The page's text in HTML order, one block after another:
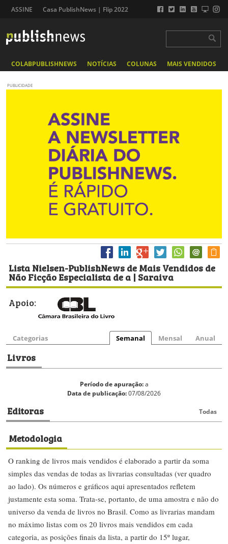
ASSINE Casa PublishNews | Flip 2022
COLABPUBLISHNEWS NOTÍCIAS COLUNAS MAIS VENDIDOS
PUBLICIDADE
Lista Nielsen-PublishNews de Mais Vendidos de
Não Ficção Especialista de a | Saraiva
Apoio:
Categorias Semanal Mensal Anual
Livros
Período de apuração:a
Data de publicação:07/08/2026
Editoras Todas
Metodologia
O ranking de livros mais vendidos é elaborado a partir da soma
simples das vendas de todas as livrarias consultadas (ver quadro
ao lado). Os números e gráficos aqui apresentados refletem
justamente esta soma. Trata-se, portanto, de uma amostra e não do
universo da venda de livros no Brasil. Como as livrarias mandam
no máximo listas com os 20 livros mais vendidos em cada
categoria, as posições finais da lista, a partir do 15º lugar,